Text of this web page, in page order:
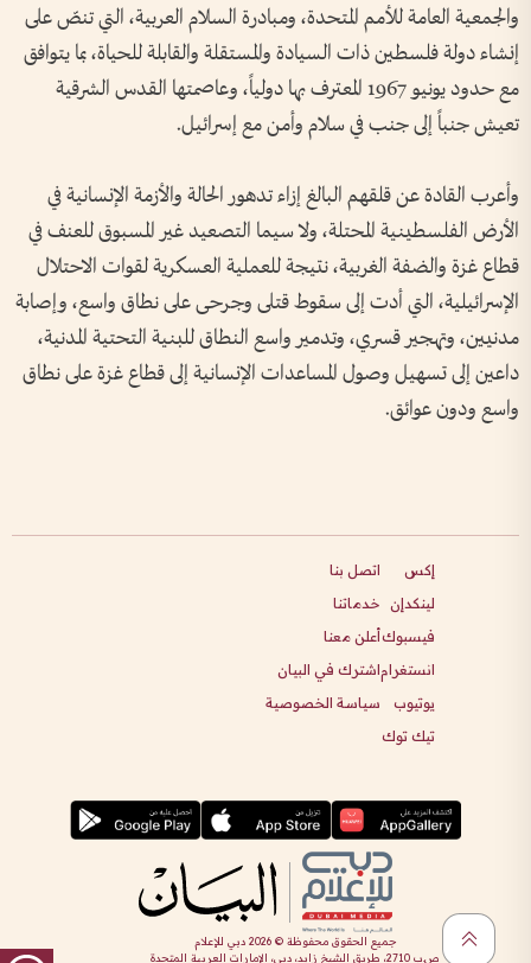
والجمعية العامة للأمم المتحدة، ومبادرة السلام العربية، التي تنصّ على
إنشاء دولة فلسطين ذات السيادة والمستقلة والقابلة للحياة، بما يتوافق
مع حدود يونيو 1967 المعترف بها دولياً، وعاصمتها القدس الشرقية
تعيش جنباً إلى جنب في سلام وأمن مع إسرائيل.
وأعرب القادة عن قلقهم البالغ إزاء تدهور الحالة والأزمة الإنسانية في
الأرض الفلسطينية المحتلة، ولا سيما التصعيد غير المسبوق للعنف في
قطاع غزة والضفة الغربية، نتيجة للعملية العسكرية لقوات الاحتلال
الإسرائيلية، التي أدت إلى سقوط قتلى وجرحى على نطاق واسع، وإصابة
مدنيين، وتهجير قسري، وتدمير واسع النطاق للبنية التحتية المدنية،
داعين إلى تسهيل وصول المساعدات الإنسانية إلى قطاع غزة على نطاق
واسع ودون عوائق.
إكس
لينكدإن
فيسبوك
انستغرام
يوتيوب
تيك توك
اتصل بنا
خدماتنا
أعلن معنا
اشترك في البيان
سياسة الخصوصية
جميع الحقوق محفوظة ©2026 دبي للإعلام
ص.ب 2710، طريق الشيخ زايد، دبي، الإمارات العربية المتحدة